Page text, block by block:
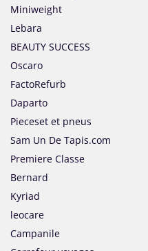
Miniweight
Lebara
BEAUTY SUCCESS
Oscaro
FactoRefurb
Daparto
Pieceset et pneus
Sam Un De Tapis.com
Premiere Classe
Bernard
Kyriad
leocare
Campanile